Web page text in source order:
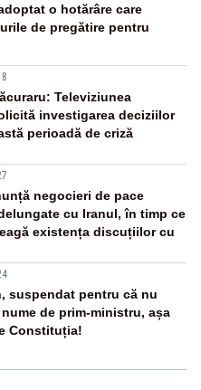
o hotărâre care
de pregătire pentru
Televiziunea
investigarea deciziilor
perioadă de criză
negocieri de pace
cu Iranul, în timp ce
existența discuțiilor cu
suspendat pentru că nu
de prim-ministru, așa
Constituția!